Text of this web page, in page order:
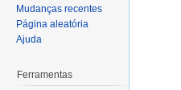
Mudanças recentes
Página aleatória
Ajuda
Ferramentas